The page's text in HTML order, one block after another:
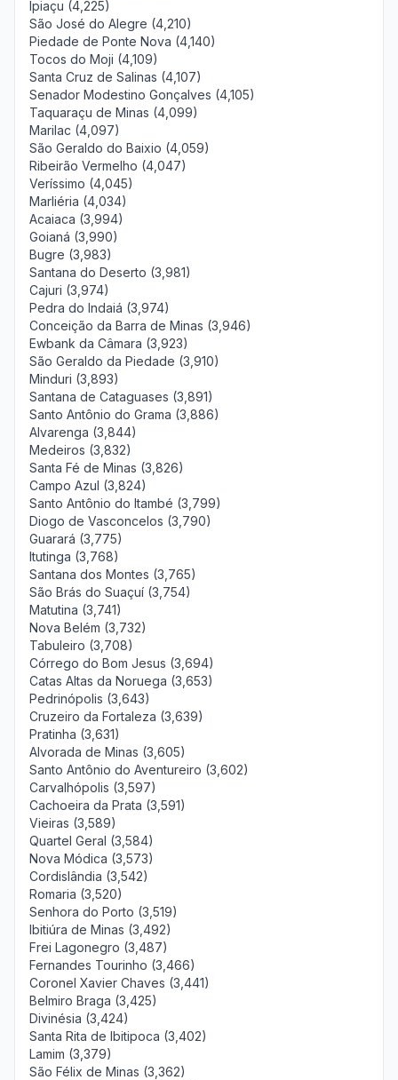
Ipiaçu (4,225)
São José do Alegre (4,210)
Piedade de Ponte Nova (4,140)
Tocos do Moji (4,109)
Santa Cruz de Salinas (4,107)
Senador Modestino Gonçalves (4,105)
Taquaraçu de Minas (4,099)
Marilac (4,097)
São Geraldo do Baixio (4,059)
Ribeirão Vermelho (4,047)
Veríssimo (4,045)
Marliéria (4,034)
Acaiaca (3,994)
Goianá (3,990)
Bugre (3,983)
Santana do Deserto (3,981)
Cajuri (3,974)
Pedra do Indaiá (3,974)
Conceição da Barra de Minas (3,946)
Ewbank da Câmara (3,923)
São Geraldo da Piedade (3,910)
Minduri (3,893)
Santana de Cataguases (3,891)
Santo Antônio do Grama (3,886)
Alvarenga (3,844)
Medeiros (3,832)
Santa Fé de Minas (3,826)
Campo Azul (3,824)
Santo Antônio do Itambé (3,799)
Diogo de Vasconcelos (3,790)
Guarará (3,775)
Itutinga (3,768)
Santana dos Montes (3,765)
São Brás do Suaçuí (3,754)
Matutina (3,741)
Nova Belém (3,732)
Tabuleiro (3,708)
Córrego do Bom Jesus (3,694)
Catas Altas da Noruega (3,653)
Pedrinópolis (3,643)
Cruzeiro da Fortaleza (3,639)
Pratinha (3,631)
Alvorada de Minas (3,605)
Santo Antônio do Aventureiro (3,602)
Carvalhópolis (3,597)
Cachoeira da Prata (3,591)
Vieiras (3,589)
Quartel Geral (3,584)
Nova Módica (3,573)
Cordislândia (3,542)
Romaria (3,520)
Senhora do Porto (3,519)
Ibitiúra de Minas (3,492)
Frei Lagonegro (3,487)
Fernandes Tourinho (3,466)
Coronel Xavier Chaves (3,441)
Belmiro Braga (3,425)
Divinésia (3,424)
Santa Rita de Ibitipoca (3,402)
Lamim (3,379)
São Félix de Minas (3,362)